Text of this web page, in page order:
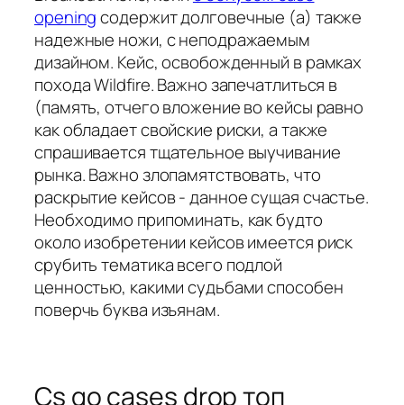
openingсодержит долговечные (а) также
надежные ножи, с неподражаемым
дизайном. Кейс, освобожденный в рамках
похода Wildfire. Важно запечатлиться в
(память, отчего вложение во кейсы равно
как обладает свойские риски, а также
спрашивается тщательное выучивание
рынка. Важно злопамятствовать, что
раскрытие кейсов - данное сущая счастье.
Необходимо припоминать, как будто
около изобретении кейсов имеется риск
срубить тематика всего подлой
ценностью, какими судьбами способен
поверчь буква изъянам.
Cs go cases drop топ